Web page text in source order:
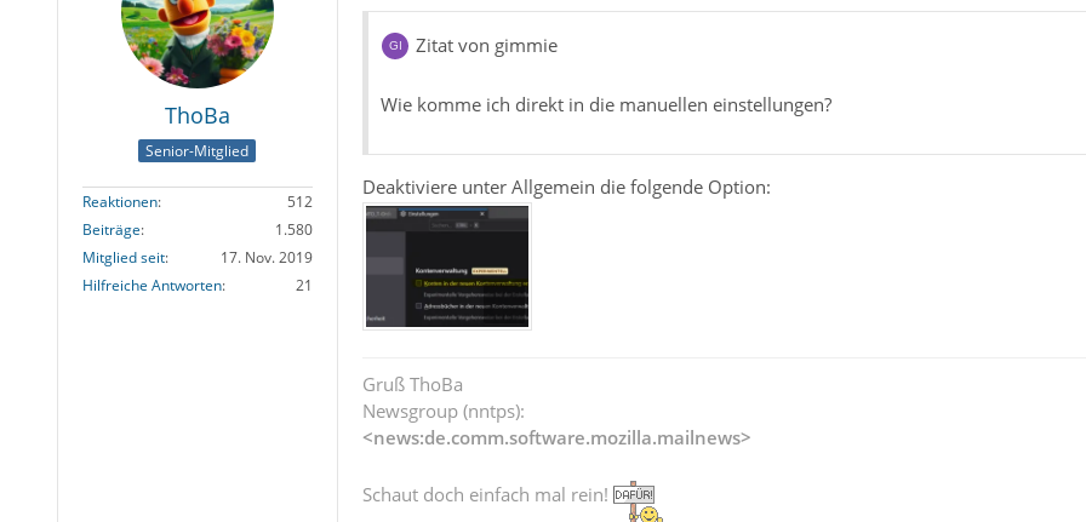
ThoBa
Senior-Mitglied
Reaktionen
512
Beiträge
1.580
Mitglied seit
17. Nov. 2019
Hilfreiche Antworten
21
Zitat von gimmie
Wie komme ich direkt in die manuellen einstellungen?
Deaktiviere unter Allgemein die folgende Option:
Gruß ThoBa
Newsgroup (nntps):
<news:de.comm.software.mozilla.mailnews>
Schaut doch einfach mal rein!